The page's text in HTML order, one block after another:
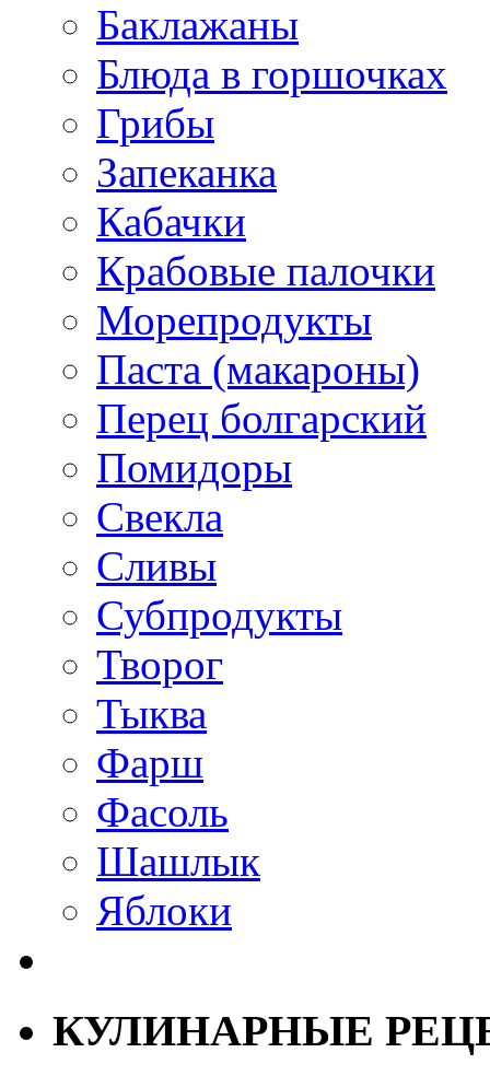
Баклажаны
Блюда в горшочках
Грибы
Запеканка
Кабачки
Крабовые палочки
Морепродукты
Паста (макароны)
Перец болгарский
Помидоры
Свекла
Сливы
Субпродукты
Творог
Тыква
Фарш
Фасоль
Шашлык
Яблоки
КУЛИНАРНЫЕ